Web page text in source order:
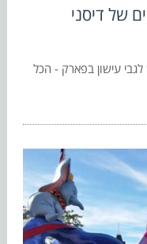
של דיסני
עישון בפארק - הכל